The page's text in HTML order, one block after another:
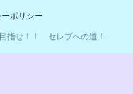
ポリシー
指せ！！ セレブへの道！.